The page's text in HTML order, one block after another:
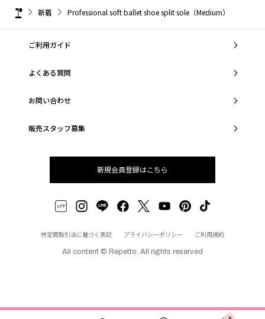
新着 Professional soft ballet shoe split sole（Medium）
ご利用ガイド
よくある質問
お問い合わせ
販売スタッフ募集
新規会員登録はこちら
特定商取引法に基づく表記 プライバシーポリシー ご利用規約
All content © Repetto. All rights reserved